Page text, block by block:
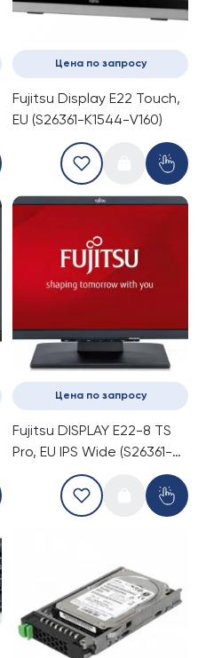
Цена по запросу
Fujitsu Display E22 Touch,
EU (S26361-K1544-V160)
Цена по запросу
Fujitsu DISPLAY E22-8 TS
Pro, EU IPS Wide (S26361-
K1603-V160)